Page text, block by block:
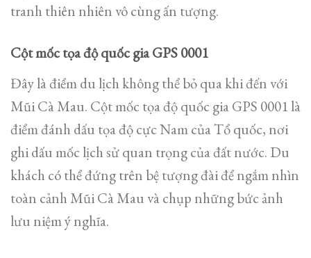
tranh thiên nhiên vô cùng ấn tượng.
Cột mốc tọa độ quốc gia GPS 0001
Đây là điểm du lịch không thể bỏ qua khi đến với
Mũi Cà Mau. Cột mốc tọa độ quốc gia GPS 0001 là
điểm đánh dấu tọa độ cực Nam của Tổ quốc, nơi
ghi dấu mốc lịch sử quan trọng của đất nước. Du
khách có thể đứng trên bệ tượng đài để ngắm nhìn
toàn cảnh Mũi Cà Mau và chụp những bức ảnh
lưu niệm ý nghĩa.